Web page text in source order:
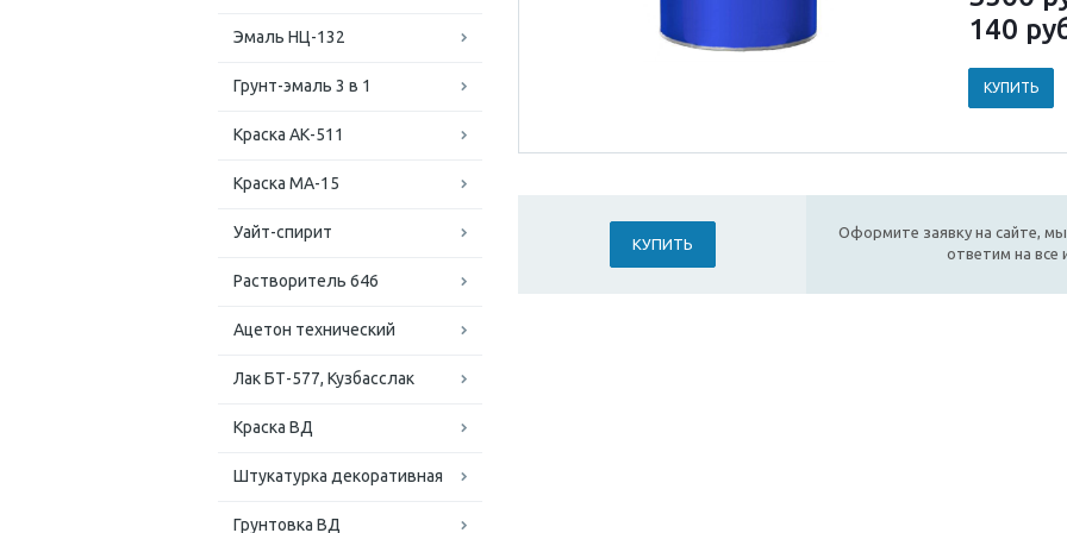
Эмаль НЦ-132
Грунт-эмаль 3 в 1
Краска АК-511
Краска МА-15
Уайт-спирит
Растворитель 646
Ацетон технический
Лак БТ-577, Кузбасслак
Краска ВД
Штукатурка декоративная
Грунтовка ВД
140
КУПИТЬ
КУПИТЬ
Оформите заявку на сайте,
ответим на все